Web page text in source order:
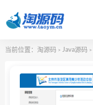
当前位置： 淘源码 > Java源码 >